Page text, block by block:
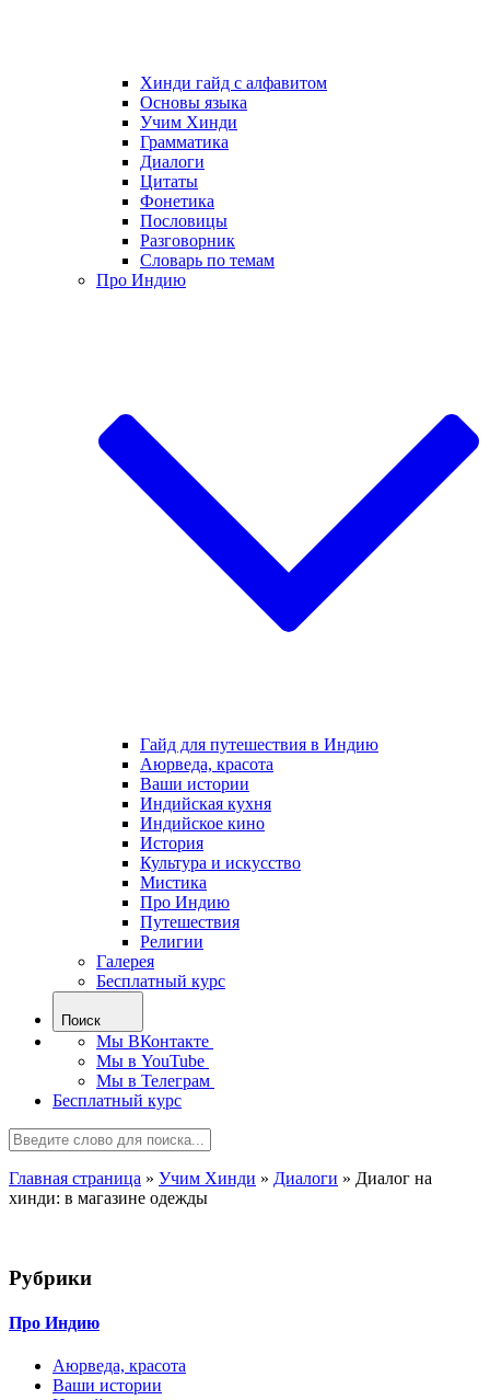
Хинди гайд с алфавитом
Основы языка
Учим Хинди
Грамматика
Диалоги
Цитаты
Фонетика
Пословицы
Разговорник
Словарь по темам
Про Индию
Гайд для путешествия в Индию
Аюрведа, красота
Ваши истории
Индийская кухня
Индийское кино
История
Культура и искусство
Мистика
Про Индию
Путешествия
Религии
Галерея
Бесплатный курс
Поиск
Мы ВКонтакте
Мы в YouTube
Мы в Телеграм
Бесплатный курс
Главная страница » Учим Хинди » Диалоги » Диалог на
хинди: в магазине одежды
Рубрики
Про Индию
Аюрведа, красота
Ваши истории